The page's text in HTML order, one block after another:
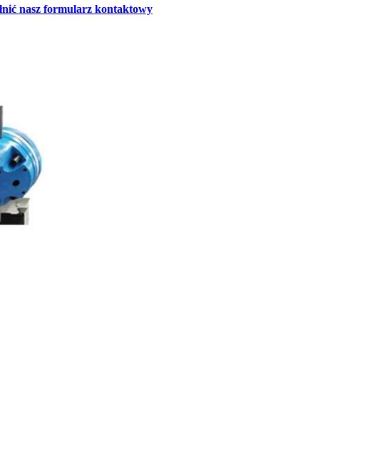
nasz formularz kontaktowy